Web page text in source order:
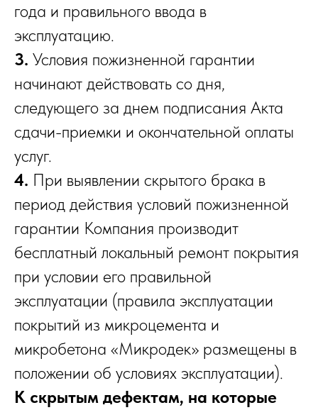
года и правильного ввода в
эксплуатацию.
3. Условия пожизненной гарантии
начинают действовать со дня,
следующего за днем подписания Акта
сдачи-приемки и окончательной оплаты
услуг.
4. При выявлении скрытого брака в
период действия условий пожизненной
гарантии Компания производит
бесплатный локальный ремонт покрытия
при условии его правильной
эксплуатации (правила эксплуатации
покрытий из микроцемента и
микробетона «Микродек» размещены в
положении об условиях эксплуатации).
К скрытым дефектам, на которые